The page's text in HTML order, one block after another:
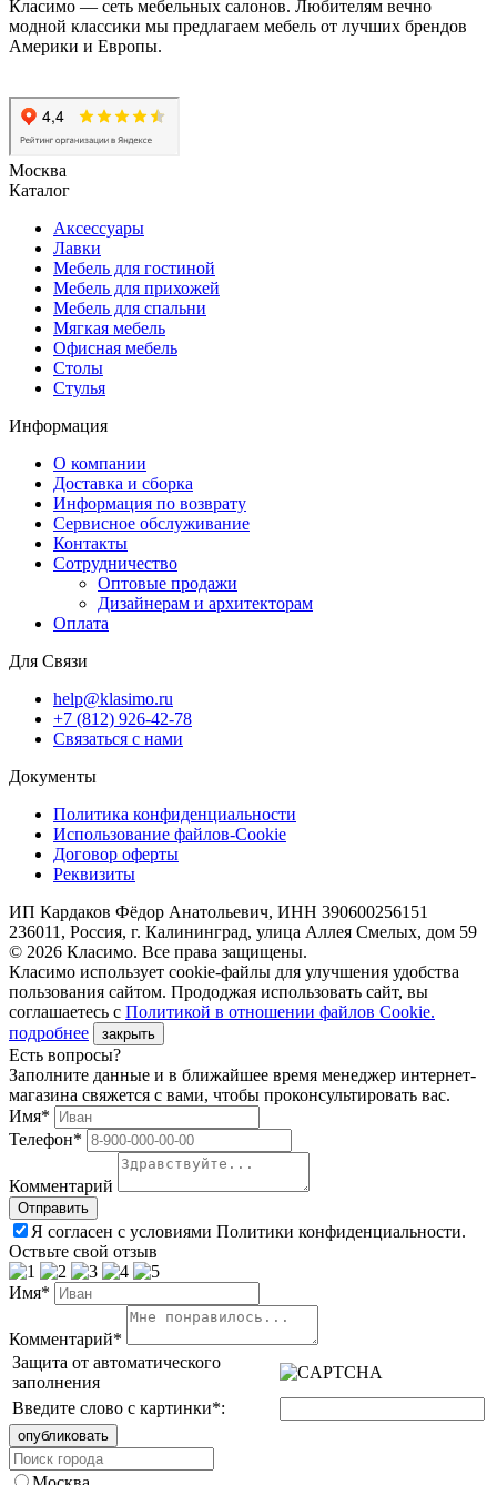
Класимо — cеть мебельных салонов. Любителям вечно
модной классики мы предлагаем мебель от лучших брендов
Америки и Европы.
Москва
Каталог
Аксессуары
Лавки
Мебель для гостиной
Мебель для прихожей
Мебель для спальни
Мягкая мебель
Офисная мебель
Столы
Стулья
Информация
О компании
Доставка и сборка
Информация по возврату
Сервисное обслуживание
Контакты
Сотрудничество
Оптовые продажи
Дизайнерам и архитекторам
Оплата
Для Связи
help@klasimo.ru
+7 (812) 926-42-78
Связаться с нами
Документы
Политика конфиденциальности
Использование файлов-Cookie
Договор оферты
Реквизиты
ИП Кардаков Фёдор Анатольевич, ИНН 390600256151
236011, Россия, г. Калининград, улица Аллея Смелых, дом 59
© 2026 Класимо. Все права защищены.
Класимо использует cookie-файлы для улучшения удобства
пользования сайтом. Прододжая использовать сайт, вы
соглашаетесь с Политикой в отношении файлов Сookie.
подробнее
закрыть
Есть вопросы?
Заполните данные и в ближайшее время менеджер интернет-
магазина свяжется с вами, чтобы проконсультировать вас.
Имя*
Телефон*
Комментарий
Я согласен с условиями Политики конфиденциальности.
Оствьте свой отзыв
Имя*
Комментарий*
Защита от автоматического
заполнения
Введите слово с картинки*: